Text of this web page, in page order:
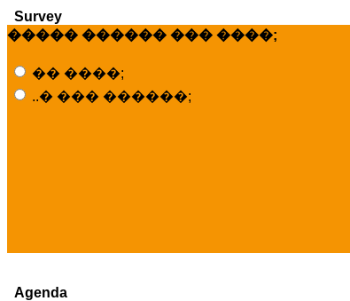
Survey
����� ������ ��� ����;
�� ����;
..� ��� ������;
Agenda